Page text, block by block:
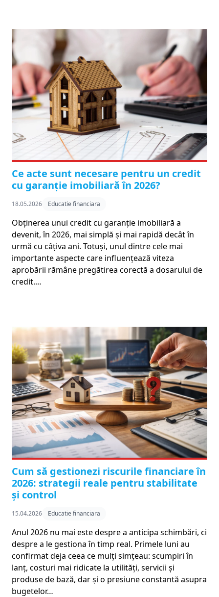
Ce acte sunt necesare pentru un credit
cu garanție imobiliară în 2026?
18.05.2026 Educatie financiara
Obținerea unui credit cu garanție imobiliară a
devenit, în 2026, mai simplă și mai rapidă decât în
urmă cu câțiva ani. Totuși, unul dintre cele mai
importante aspecte care influențează viteza
aprobării rămâne pregătirea corectă a dosarului de
credit.…
Cum să gestionezi riscurile financiare în
2026: strategii reale pentru stabilitate
și control
15.04.2026 Educatie financiara
Anul 2026 nu mai este despre a anticipa schimbări, ci
despre a le gestiona în timp real. Primele luni au
confirmat deja ceea ce mulți simțeau: scumpiri în
lanț, costuri mai ridicate la utilități, servicii și
produse de bază, dar și o presiune constantă asupra
bugetelor…